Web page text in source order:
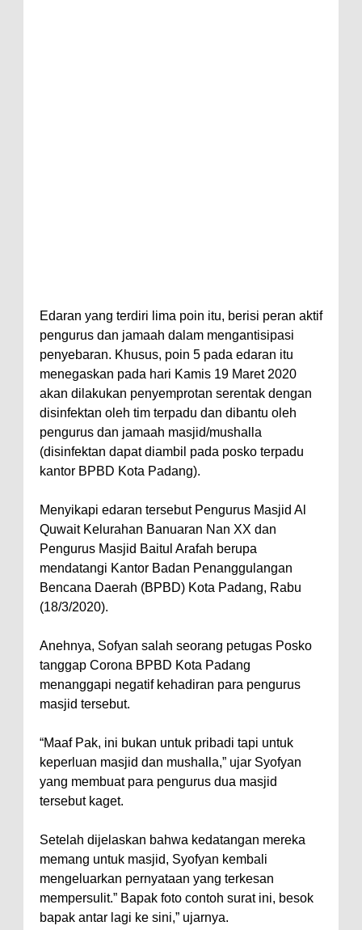
Edaran yang terdiri lima poin itu, berisi peran aktif
pengurus dan jamaah dalam mengantisipasi
penyebaran. Khusus, poin 5 pada edaran itu
menegaskan pada hari Kamis 19 Maret 2020
akan dilakukan penyemprotan serentak dengan
disinfektan oleh tim terpadu dan dibantu oleh
pengurus dan jamaah masjid/mushalla
(disinfektan dapat diambil pada posko terpadu
kantor BPBD Kota Padang).
Menyikapi edaran tersebut Pengurus Masjid Al
Quwait Kelurahan Banuaran Nan XX dan
Pengurus Masjid Baitul Arafah berupa
mendatangi Kantor Badan Penanggulangan
Bencana Daerah (BPBD) Kota Padang, Rabu
(18/3/2020).
Anehnya, Sofyan salah seorang petugas Posko
tanggap Corona BPBD Kota Padang
menanggapi negatif kehadiran para pengurus
masjid tersebut.
“Maaf Pak, ini bukan untuk pribadi tapi untuk
keperluan masjid dan mushalla,” ujar Syofyan
yang membuat para pengurus dua masjid
tersebut kaget.
Setelah dijelaskan bahwa kedatangan mereka
memang untuk masjid, Syofyan kembali
mengeluarkan pernyataan yang terkesan
mempersulit.” Bapak foto contoh surat ini, besok
bapak antar lagi ke sini,” ujarnya.